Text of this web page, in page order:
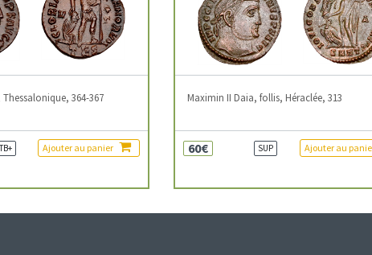
364-367
Ajouter au panier
Maximin II Daia, follis, Héraclée, 313
60€ SUP Ajouter au